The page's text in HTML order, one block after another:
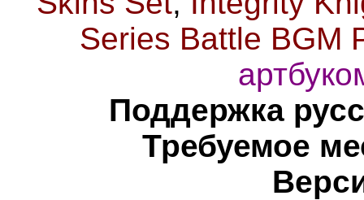
Series Battle BGM
Поддержка
Требуемое